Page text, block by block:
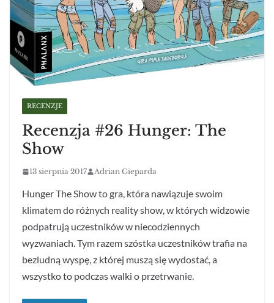
RECENZJE
Recenzja #26 Hunger: The
Show
13 sierpnia 2017 Adrian Gieparda
Hunger The Show to gra, która nawiązuje swoim
klimatem do różnych reality show, w których widzowie
podpatrują uczestników w niecodziennych
wyzwaniach. Tym razem szóstka uczestników trafia na
bezludną wyspę, z której muszą się wydostać, a
wszystko to podczas walki o przetrwanie.